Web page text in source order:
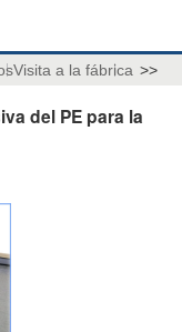
Visita a la fábrica >>
del PE para la